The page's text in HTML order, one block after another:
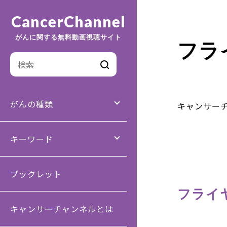
CancerChannel
がんに関する無料動画視聴サイト
がんの種類
キーワード
ブックレット
キャンサーチャンネルとは
フラ
キャンサー
フライ